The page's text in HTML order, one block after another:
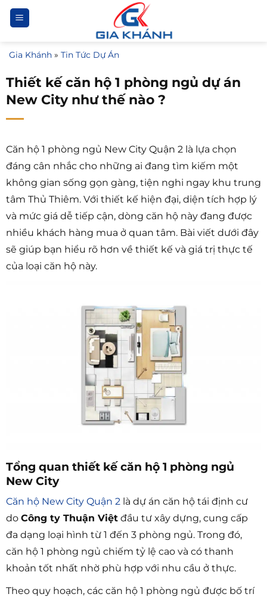
Bỏ
qua
dung
Gia Khánh » Tin Tức Dự Án
Thiết kế căn hộ 1 phòng ngủ dự án
New City như thế nào ?
Căn hộ 1 phòng ngủ New City Quận 2 là lựa chọn
đáng cân nhắc cho những ai đang tìm kiếm một
không gian sống gọn gàng, tiện nghi ngay khu trung
tâm Thủ Thiêm. Với thiết kế hiện đại, diện tích hợp lý
và mức giá dễ tiếp cận, dòng căn hộ này đang được
nhiều khách hàng mua ở quan tâm. Bài viết dưới đây
sẽ giúp bạn hiểu rõ hơn về thiết kế và giá trị thực tế
của loại căn hộ này.
Tổng quan thiết kế căn hộ 1 phòng ngủ
New City
Căn hộ New City Quận 2 là dự án căn hộ tái định cư
do Công ty Thuận Việt đầu tư xây dựng, cung cấp
đa dạng loại hình từ 1 đến 3 phòng ngủ. Trong đó,
căn hộ 1 phòng ngủ chiếm tỷ lệ cao và có thanh
khoản tốt nhất nhờ phù hợp với nhu cầu ở thực.
Theo quy hoạch, các căn hộ 1 phòng ngủ được bố trí